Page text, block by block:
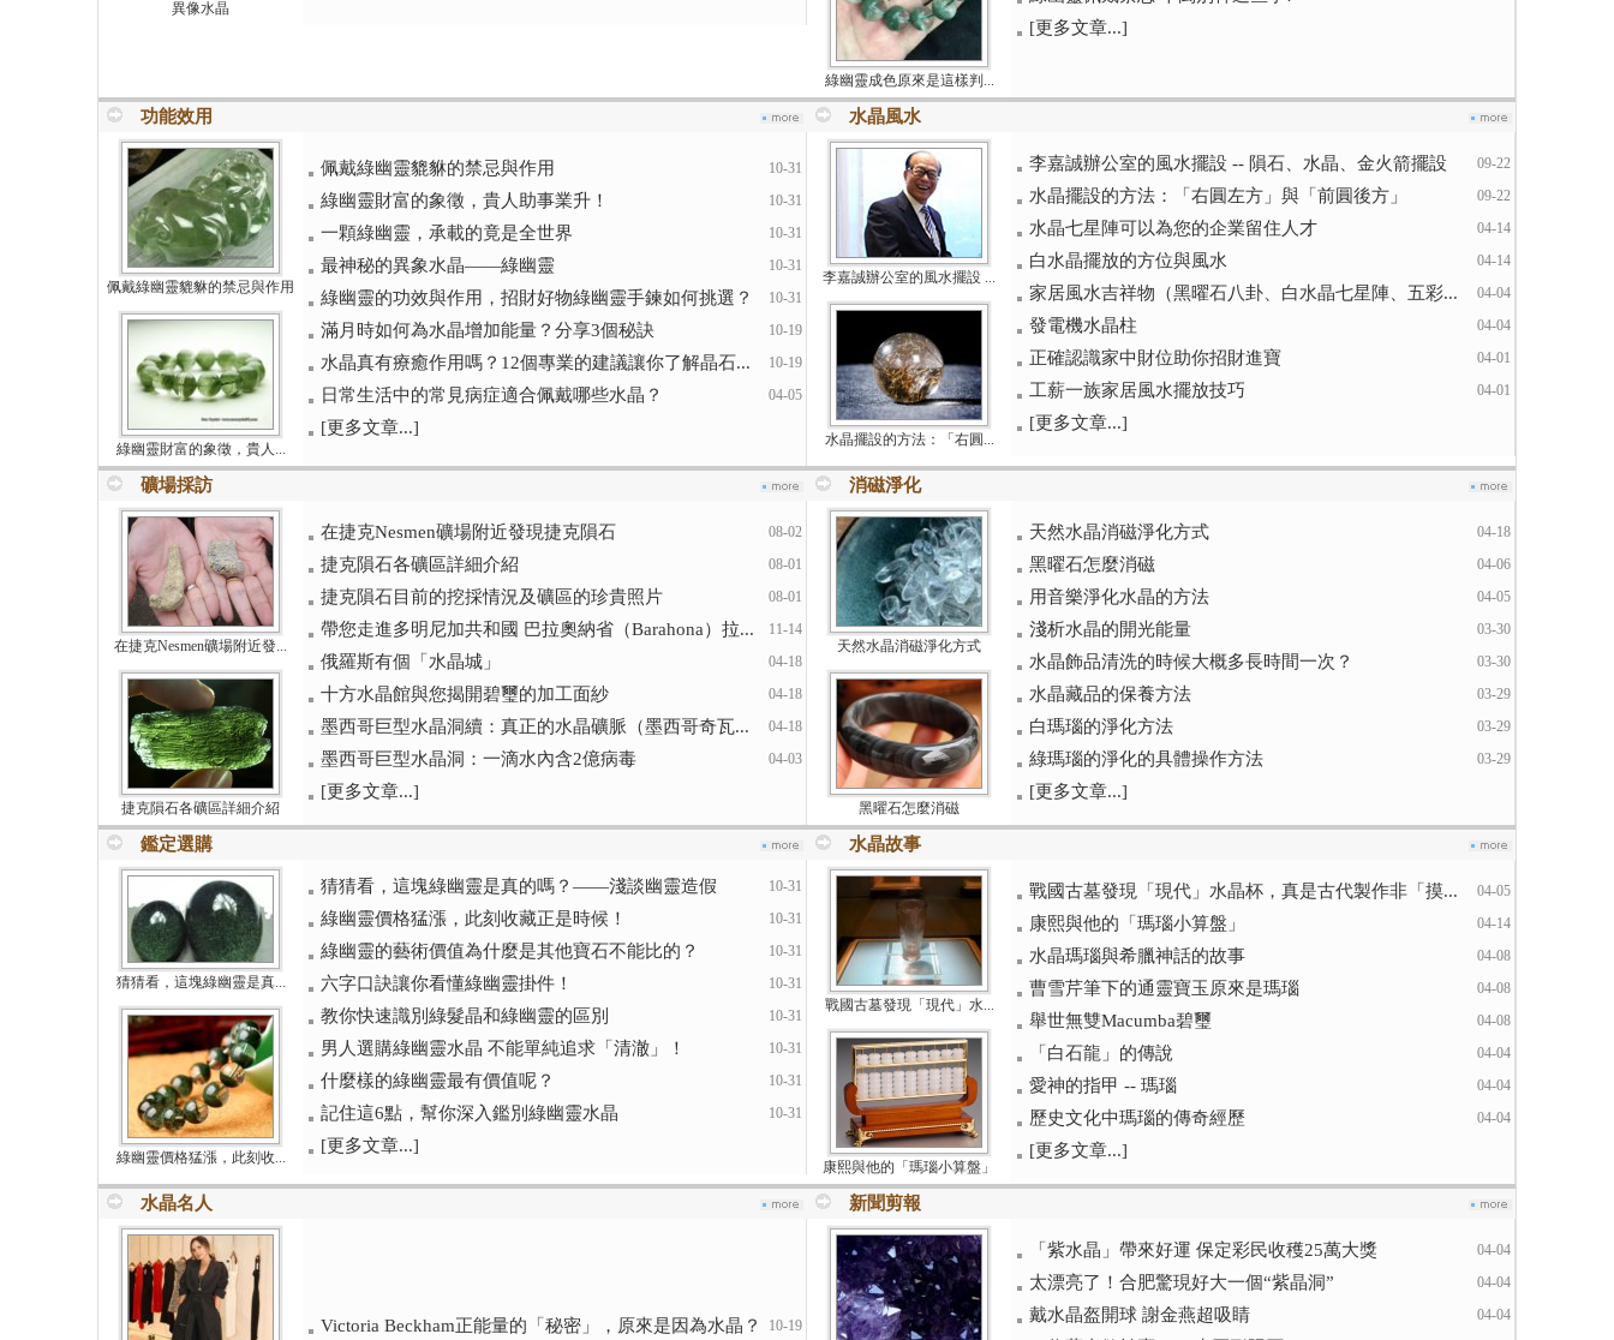
異像水晶
綠幽靈成色原來是這樣判...
[更多文章...]
功能效用
佩戴綠幽靈貔貅的禁忌與作用
綠幽靈財富的象徵，貴人...
佩戴綠幽靈貔貅的禁忌與作用 10-31
綠幽靈財富的象徵，貴人助事業升！ 10-31
一顆綠幽靈，承載的竟是全世界 10-31
最神秘的異象水晶——綠幽靈 10-31
綠幽靈的功效與作用，招財好物綠幽靈手鍊如何挑選？ 10-31
滿月時如何為水晶增加能量？分享3個秘訣 10-19
水晶真有療癒作用嗎？12個專業的建議讓你了解晶石... 10-19
日常生活中的常見病症適合佩戴哪些水晶？ 04-05
[更多文章...]
水晶風水
李嘉誠辦公室的風水擺設 ...
水晶擺設的方法：「右圓...
李嘉誠辦公室的風水擺設 -- 隕石、水晶、金火箭擺設 09-22
水晶擺設的方法：「右圓左方」與「前圓後方」 09-22
水晶七星陣可以為您的企業留住人才 04-14
白水晶擺放的方位與風水 04-14
家居風水吉祥物（黑曜石八卦、白水晶七星陣、五彩... 04-04
發電機水晶柱 04-04
正確認識家中財位助你招財進寶 04-01
工薪一族家居風水擺放技巧 04-01
[更多文章...]
礦場採訪
在捷克Nesmen礦場附近發...
捷克隕石各礦區詳細介紹
在捷克Nesmen礦場附近發現捷克隕石 08-02
捷克隕石各礦區詳細介紹 08-01
捷克隕石目前的挖採情況及礦區的珍貴照片 08-01
帶您走進多明尼加共和國 巴拉奧納省（Barahona）拉... 11-14
俄羅斯有個「水晶城」 04-18
十方水晶館與您揭開碧璽的加工面紗 04-18
墨西哥巨型水晶洞續：真正的水晶礦脈（墨西哥奇瓦... 04-18
墨西哥巨型水晶洞：一滴水內含2億病毒 04-03
[更多文章...]
消磁淨化
天然水晶消磁淨化方式
黑曜石怎麼消磁
天然水晶消磁淨化方式 04-18
黑曜石怎麼消磁 04-06
用音樂淨化水晶的方法 04-05
淺析水晶的開光能量 03-30
水晶飾品清洗的時候大概多長時間一次？ 03-30
水晶藏品的保養方法 03-29
白瑪瑙的淨化方法 03-29
綠瑪瑙的淨化的具體操作方法 03-29
[更多文章...]
鑑定選購
猜猜看，這塊綠幽靈是真...
綠幽靈價格猛漲，此刻收...
猜猜看，這塊綠幽靈是真的嗎？——淺談幽靈造假 10-31
綠幽靈價格猛漲，此刻收藏正是時候！ 10-31
綠幽靈的藝術價值為什麼是其他寶石不能比的？ 10-31
六字口訣讓你看懂綠幽靈掛件！ 10-31
教你快速識別綠髮晶和綠幽靈的區別 10-31
男人選購綠幽靈水晶 不能單純追求「清澈」！ 10-31
什麼樣的綠幽靈最有價值呢？ 10-31
記住這6點，幫你深入鑑別綠幽靈水晶 10-31
[更多文章...]
水晶故事
戰國古墓發現「現代」水...
康熙與他的「瑪瑙小算盤」
戰國古墓發現「現代」水晶杯，真是古代製作非「摸... 04-05
康熙與他的「瑪瑙小算盤」 04-14
水晶瑪瑙與希臘神話的故事 04-08
曹雪芹筆下的通靈寶玉原來是瑪瑙 04-08
舉世無雙Macumba碧璽 04-08
「白石龍」的傳說 04-04
愛神的指甲 -- 瑪瑙 04-04
歷史文化中瑪瑙的傳奇經歷 04-04
[更多文章...]
水晶名人
Victoria Beckham正能量的「秘密」，原來是因為水晶？ 10-19
新聞剪報
「紫水晶」帶來好運 保定彩民收穫25萬大獎 04-04
太漂亮了！合肥驚現好大一個“紫晶洞” 04-04
戴水晶盔開球 謝金燕超吸睛 04-04